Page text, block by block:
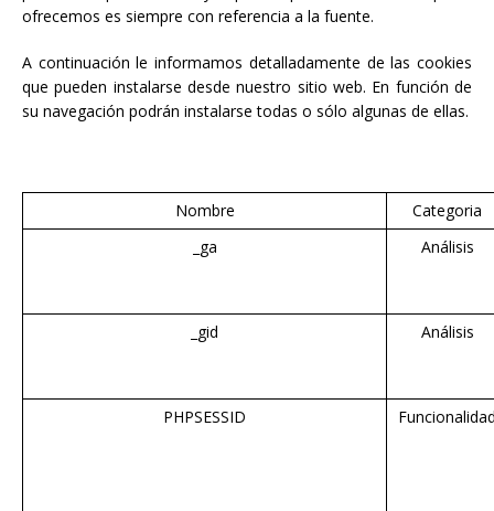
ofrecemos es siempre con referencia a la fuente.
A continuación le informamos detalladamente de las cookies
que pueden instalarse desde nuestro sitio web. En función de
su navegación podrán instalarse todas o sólo algunas de ellas.
Nombre
Categoria
_ga
Análisis
_gid Análisis
PHPSESSID